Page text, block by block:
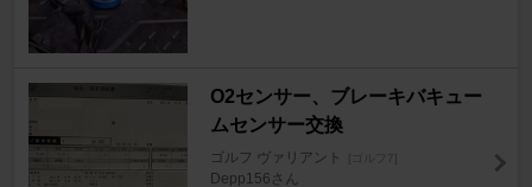
O2センサー、ブレーキバキュー
ムセンサー交換
ゴルフ ヴァリアント [ゴルフ7]
Depp156さん